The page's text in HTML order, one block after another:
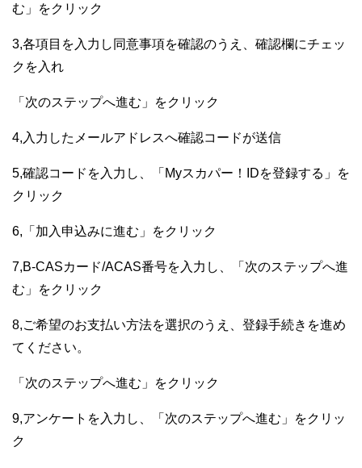
む」をクリック
3,各項目を入力し同意事項を確認のうえ、確認欄にチェッ
クを入れ
「次のステップへ進む」をクリック
4,入力したメールアドレスへ確認コードが送信
5,確認コードを入力し、「Myスカパー！IDを登録する」を
クリック
6,「加入申込みに進む」をクリック
7,B-CASカード/ACAS番号を入力し、「次のステップへ進
む」をクリック
8,ご希望のお支払い方法を選択のうえ、登録手続きを進め
てください。
「次のステップへ進む」をクリック
9,アンケートを入力し、「次のステップへ進む」をクリッ
ク